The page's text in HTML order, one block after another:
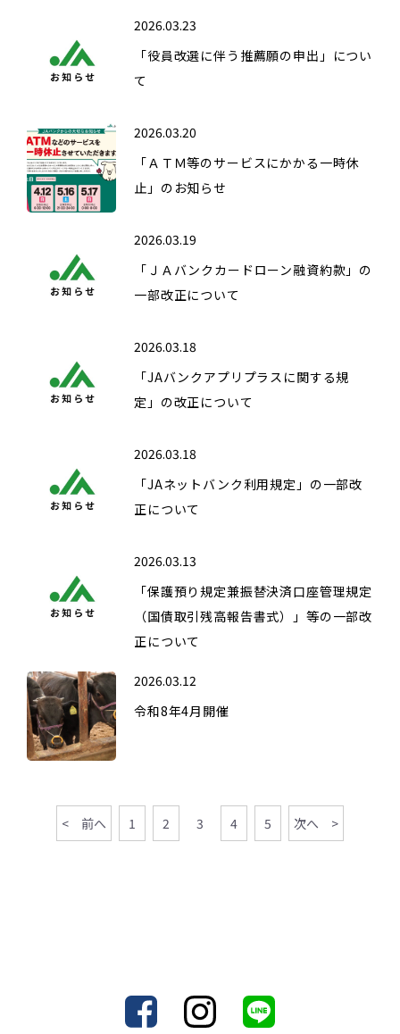
2026.03.23
「役員改選に伴う推薦願の申出」につい
て
2026.03.20
「ＡＴＭ等のサービスにかかる一時休
止」のお知らせ
2026.03.19
「ＪＡバンクカードローン融資約款」の
一部改正について
2026.03.18
「JAバンクアプリプラスに関する規
定」の改正について
2026.03.18
「JAネットバンク利用規定」の一部改
正について
2026.03.13
「保護預り規定兼振替決済口座管理規定
（国債取引残高報告書式）」等の一部改
正について
2026.03.12
令和8年4月開催
< 前へ 1 2 3 4 5 次へ >